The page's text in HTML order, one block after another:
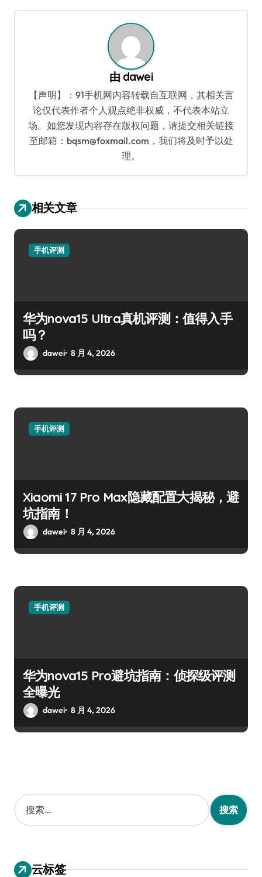
航
由 dawei
【声明】：91手机网内容转载自互联网，其相关言
论仅代表作者个人观点绝非权威，不代表本站立
场。如您发现内容存在版权问题，请提交相关链接
至邮箱：bqsm@foxmail.com，我们将及时予以处
理。
相关文章
手机评测
华为nova15 Ultra真机评测：值得入手
吗？
dawei 8 月 4, 2026
手机评测
Xiaomi 17 Pro Max隐藏配置大揭秘，避
坑指南！
dawei 8 月 4, 2026
手机评测
华为nova15 Pro避坑指南：侦探级评测
全曝光
dawei 8 月 4, 2026
搜
索
：
云标签